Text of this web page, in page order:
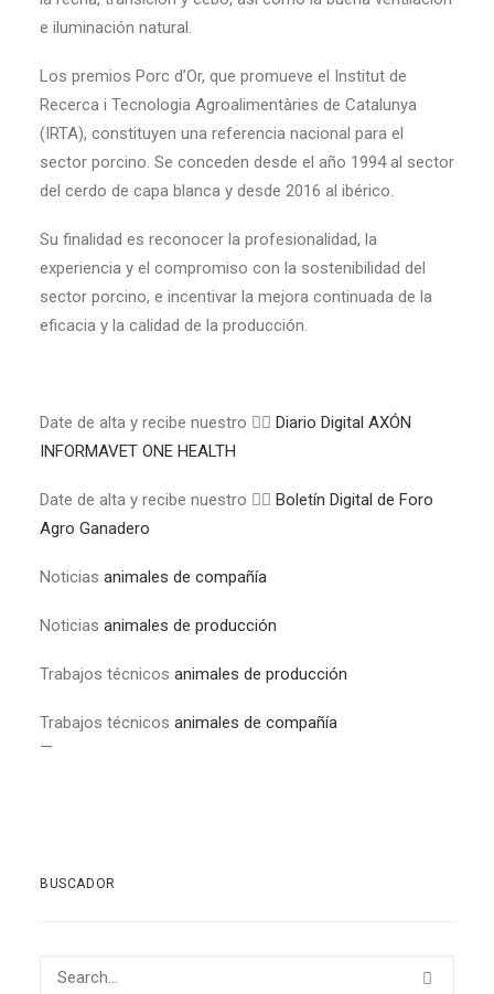
e iluminación natural.
Los premios Porc d’Or, que promueve el Institut de
Recerca i Tecnologia Agroalimentàries de Catalunya
(IRTA), constituyen una referencia nacional para el
sector porcino. Se conceden desde el año 1994 al sector
del cerdo de capa blanca y desde 2016 al ibérico.
Su finalidad es reconocer la profesionalidad, la
experiencia y el compromiso con la sostenibilidad del
sector porcino, e incentivar la mejora continuada de la
eficacia y la calidad de la producción.
Date de alta y recibe nuestro 👉🏼 Diario Digital AXÓN
INFORMAVET ONE HEALTH
Date de alta y recibe nuestro 👉🏼 Boletín Digital de Foro
Agro Ganadero
Noticias animales de compañía
Noticias animales de producción
Trabajos técnicos animales de producción
Trabajos técnicos animales de compañía
—
BUSCADOR